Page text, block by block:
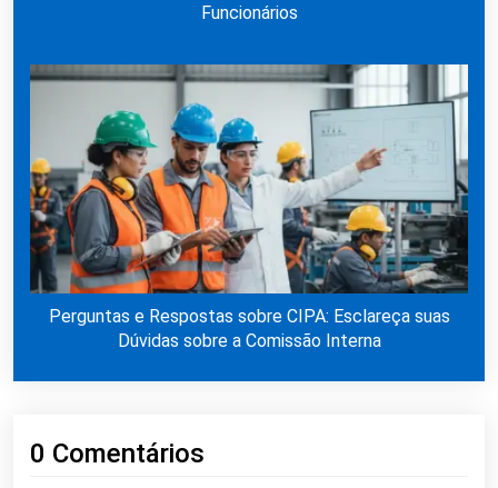
Funcionários
Perguntas e Respostas sobre CIPA: Esclareça suas
Dúvidas sobre a Comissão Interna
0 Comentários